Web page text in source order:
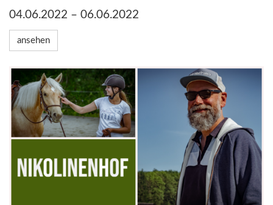
04.06.2022 – 06.06.2022
ansehen